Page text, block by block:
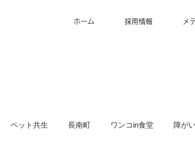
ホーム 採用情報 メ
ペット共生 長南町 ワンコin食堂 障が